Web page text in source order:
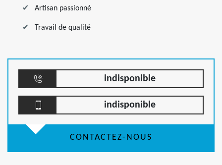
Artisan passionné
Travail de qualité
indisponible
indisponible
CONTACTEZ-NOUS